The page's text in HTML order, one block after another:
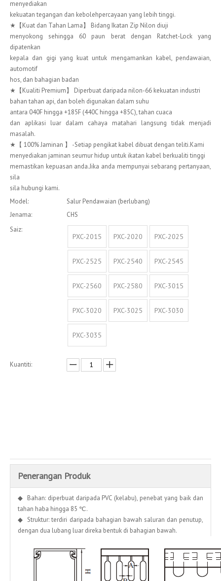
menyediakan
kekuatan tegangan dan kebolehpercayaan yang lebih tinggi.
★【Kuat dan Tahan Lama】 Bidang Ikatan Zip Nilon diuji
menyokong sehingga 60 paun berat dengan Ratchet-Lock yang
dipatenkan
kepala dan gigi yang kuat untuk mengamankan kabel, pendawaian,
automotif
hos, dan bahagian badan
★【Kualiti Premium】 Diperbuat daripada nilon-66 kekuatan industri
bahan tahan api, dan boleh digunakan dalam suhu
antara 040F hingga +185F (440C hingga +85C), tahan cuaca
dan aplikasi luar dalam cahaya matahari langsung tidak menjadi
masalah.
★【 100% Jaminan 】 -Setiap pengikat kabel dibuat dengan teliti.Kami
menyediakan jaminan seumur hidup untuk ikatan kabel berkualiti tinggi
memastikan kepuasan anda.Jika anda mempunyai sebarang pertanyaan,
sila
sila hubungi kami.
Model:
Salur Pendawaian (berlubang)
Jenama:
CHS
Saiz:
PXC-2015 PXC-2020 PXC-2025
PXC-2525 PXC-2540 PXC-2545
PXC-2560 PXC-2580 PXC-3015
PXC-3020 PXC-3025 PXC-3030
PXC-3035
Kuantiti:
Penerangan Produk
◆ Bahan: diperbuat daripada PVC (kelabu), penebat yang baik dan
tahan haba hingga 85 ℃.
◆ Struktur: terdiri daripada bahagian bawah saluran dan penutup,
dengan dua lubang luar direka bentuk di bahagian bawah.